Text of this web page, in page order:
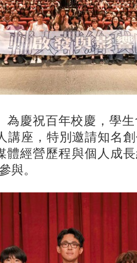
為慶祝百年校慶，學
講座，特別邀請知名
體經營歷程與個人成
與。